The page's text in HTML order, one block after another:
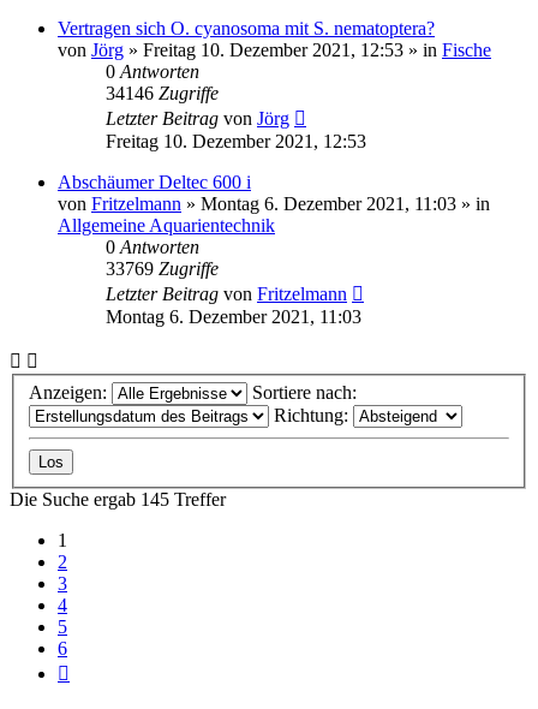
Vertragen sich O. cyanosoma mit S. nematoptera?
von Jörg » Freitag 10. Dezember 2021, 12:53 » in Fische
0 Antworten
34146 Zugriffe
Letzter Beitrag von Jörg
Freitag 10. Dezember 2021, 12:53
Abschäumer Deltec 600 i
von Fritzelmann » Montag 6. Dezember 2021, 11:03 » in
Allgemeine Aquarientechnik
0 Antworten
33769 Zugriffe
Letzter Beitrag von Fritzelmann
Montag 6. Dezember 2021, 11:03
Anzeigen:
Sortiere nach:
Richtung:
Die Suche ergab 145 Treffer
1
2
3
4
5
6